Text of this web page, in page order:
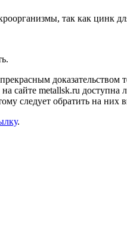
так как цинк
доказательством
metallsk.ru
следует обратить на них
.